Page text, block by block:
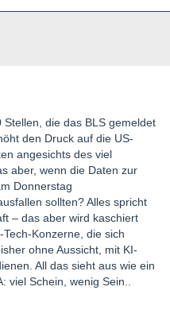
die das BLS gemeldet
den Druck auf die US-
angesichts des viel
aber, wenn die Daten zur
Donnerstag
sollten? Alles spricht
– das aber wird kaschiert
Konzerne, die sich
ohne Aussicht, mit KI-
All das sieht aus wie ein
viel Schein, wenig Sein..